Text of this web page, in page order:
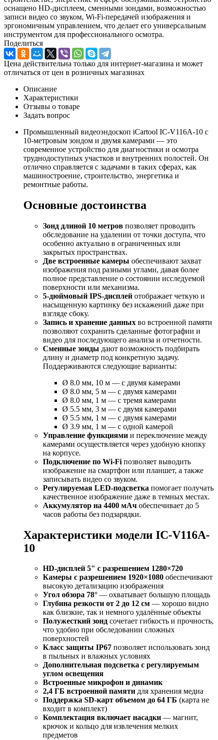
оснащено HD-дисплеем, сменными зондами, возможностью
записи видео со звуком, Wi-Fi-передачей изображения и
эргономичным управлением, что делает его универсальным
инструментом для профессионального осмотра.
Поделиться
Цена действительна только для интернет-магазина и может
отличаться от цен в розничных магазинах
Описание
Характеристики
Отзывы о товаре
Задать вопрос
Промышленный видеоэндоскоп iCartool IC-V116A-10 с
10-метровым зондом и двумя камерами — это
современное устройство для диагностики и осмотра
труднодоступных участков и внутренних полостей. Он
отлично справляется с задачами в таких сферах, как
машиностроение, строительство, энергетика и
ремонтные работы.
Основные достоинства
Зонд длиной 10 метров позволяет проводить
обследование на удалении от точки доступа, что
особенно актуально в ограниченных или
закрытых пространствах.
Две встроенные камеры обеспечивают захват
изображения под разными углами, давая более
полное представление о состоянии исследуемой
поверхности или механизма.
5-дюймовый IPS-дисплей отображает четкую и
насыщенную картинку без искажений даже при
взгляде сбоку.
Запись и хранение данных во встроенной памяти
позволяют сохранить сделанные фотографии и
видео для последующего анализа и отчетности.
Сменные зонды дают возможность подбирать
длину и диаметр под конкретную задачу.
Поддерживаются следующие варианты:
Ø 8.0 мм, 10 м — с двумя камерами
Ø 8.0 мм, 5 м — с двумя камерами
Ø 8.0 мм, 1 м — с тремя камерами
Ø 5.5 мм, 3 м — с двумя камерами
Ø 5.5 мм, 1 м — с двумя камерами
Ø 3.9 мм, 1 м — с одной камерой
Управление функциями и переключение между
камерами осуществляется через удобную кнопку
на корпусе.
Подключение по Wi-Fi позволяет выводить
изображение на смартфон или планшет, а также
записывать видео со звуком.
Регулируемая LED-подсветка помогает получать
качественное изображение даже в темных местах.
Аккумулятор на 4400 мАч обеспечивает до 5
часов работы без подзарядки.
Характеристики модели IC-V116A-
10
HD-дисплей 5" с разрешением 1280×720
Камеры с разрешением 1920×1080 обеспечивают
высокую детализацию изображения
Угол обзора 78° — охватывает большую площадь
Глубина резкости от 2 до 12 см — хорошо видно
как близкие, так и немного удалённые объекты
Полужесткий зонд сочетает гибкость и прочность,
что удобно при обследовании сложных
поверхностей
Класс защиты IP67 позволяет использовать зонд
в пыльных и влажных условиях
Дополнительная подсветка с регулируемым
углом освещения
Встроенные микрофон и динамик
2,4 ГБ встроенной памяти для хранения медиа
Поддержка SD-карт объемом до 64 ГБ (карта не
входит в комплект)
Комплектация включает насадки — магнит,
крючок и кольцо для извлечения мелких
предметов